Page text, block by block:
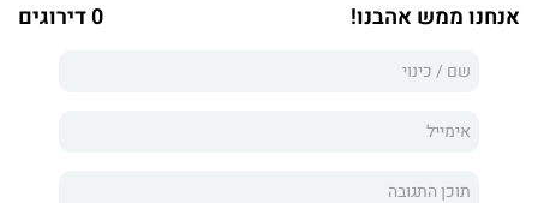
עולם שבו אנחנו מחפשים להיות שייכים לסביבה ושווים לה, עולם
אותו במסע להכרת עולמו הפנימי ורגשותיו.
אנחנו ממש אהבנו! 0 דירוגים